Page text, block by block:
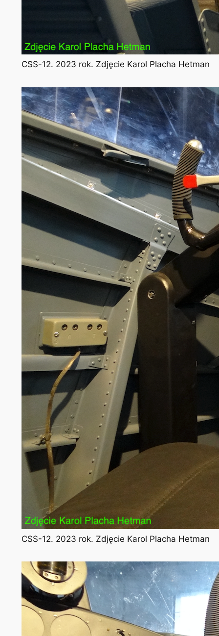
CSS-12. 2023 rok. Zdjęcie Karol Placha Hetman
CSS-12. 2023 rok. Zdjęcie Karol Placha Hetman